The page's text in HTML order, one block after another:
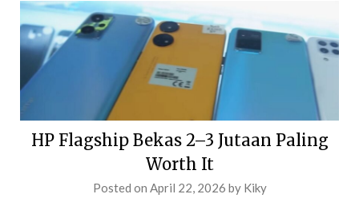
HP Flagship Bekas 2–3 Jutaan Paling
Worth It
Posted on April 22, 2026 by Kiky